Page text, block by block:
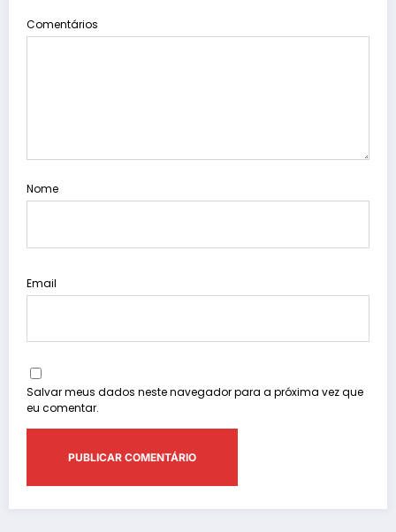
Comentários
Nome
Email
Salvar meus dados neste navegador para a próxima vez que
eu comentar.